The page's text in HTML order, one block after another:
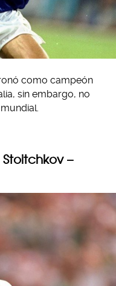
como campeón
sin embargo, no
Stoitchkov –